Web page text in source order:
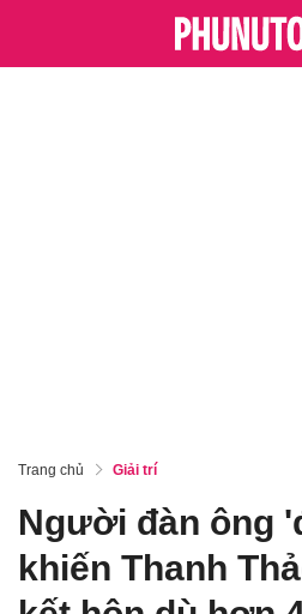
Trang chủ Giải trí
Người đàn ông
khiến Thanh